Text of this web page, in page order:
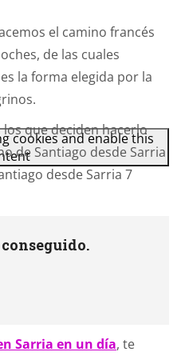
cookies and enable this
el camino francés
de las cuales
la forma elegida por la
que deciden hacerlo
de Santiago desde Sarria
desde Sarria 7
Sarria en un día, te